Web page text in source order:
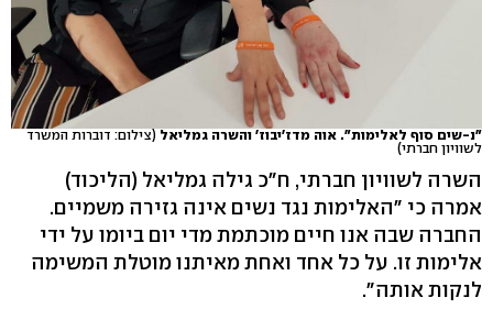
"נ-שים סוף לאלימות". אוה מדז'יבוז' והשרה גמליאל (צילום: דוברות המשרד
לשוויון חברתי)
השרה לשוויון חברתי, ח"כ גילה גמליאל (הליכוד)
אמרה כי "האלימות נגד נשים אינה גזירה משמיים.
החברה שבה אנו חיים מוכתמת מדי יום ביומו על ידי
אלימות זו. על כל אחד ואחת מאיתנו מוטלת המשימה
לנקות אותה".